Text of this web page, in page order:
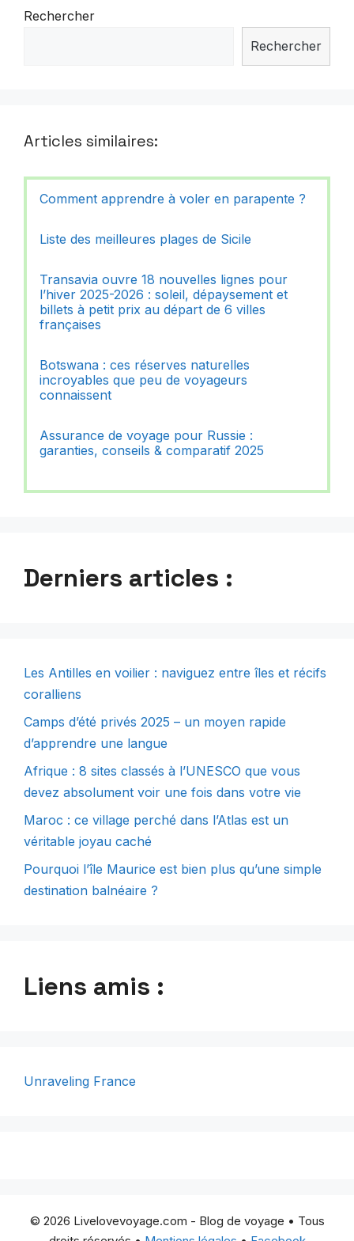
Rechercher
Rechercher
Articles similaires:
Comment apprendre à voler en parapente ?
Liste des meilleures plages de Sicile
Transavia ouvre 18 nouvelles lignes pour
l’hiver 2025-2026 : soleil, dépaysement et
billets à petit prix au départ de 6 villes
françaises
Botswana : ces réserves naturelles
incroyables que peu de voyageurs
connaissent
Assurance de voyage pour Russie :
garanties, conseils & comparatif 2025
Derniers articles :
Les Antilles en voilier : naviguez entre îles et récifs
coralliens
Camps d’été privés 2025 – un moyen rapide
d’apprendre une langue
Afrique : 8 sites classés à l’UNESCO que vous
devez absolument voir une fois dans votre vie
Maroc : ce village perché dans l’Atlas est un
véritable joyau caché
Pourquoi l’île Maurice est bien plus qu’une simple
destination balnéaire ?
Liens amis :
Unraveling France
© 2026 Livelovevoyage.com - Blog de voyage • Tous